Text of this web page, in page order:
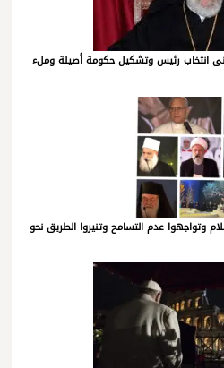
انتخاب رئيس وتشكيل حكومة أصيلة وملء
وتواجهوا عدم التسامح وتنيروا الطريق نحو